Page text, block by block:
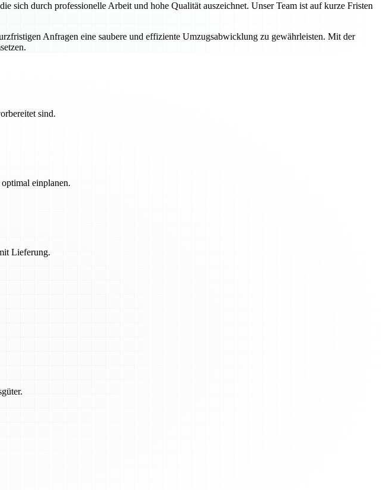
sich durch professionelle Arbeit und hohe Qualität auszeichnet. Unser Team ist auf kurze Fristen
Anfragen eine saubere und effiziente Umzugsabwicklung zu gewährleisten. Mit der
sind.
einplanen.
Lieferung.